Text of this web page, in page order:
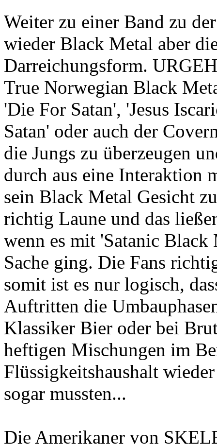
Weiter zu einer Band zu
wieder Black Metal aber
Darreichungsform.
True Norwegian Black
'Die For Satan', 'Jesus
Satan' oder auch der
die Jungs zu überzeugen
durch aus eine Interaktion
sein Black Metal Gesicht
richtig Laune und das
wenn es mit 'Satanic
Sache ging. Die Fans
somit ist es nur logisch,
Auftritten die
Klassiker Bier oder bei
heftigen Mischungen im
Flüssigkeitshaushalt
sogar mussten...
Die Amerikaner von